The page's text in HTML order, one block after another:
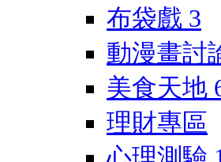
布袋戲 3
動漫畫討
美食天地
理財專區